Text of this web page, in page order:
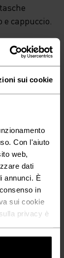
sui cookie
Con l'aiuto
web,
dati
annunci. È
in
sui cookie
privacy è
cappuccio.
giacca
qualsiasi
per